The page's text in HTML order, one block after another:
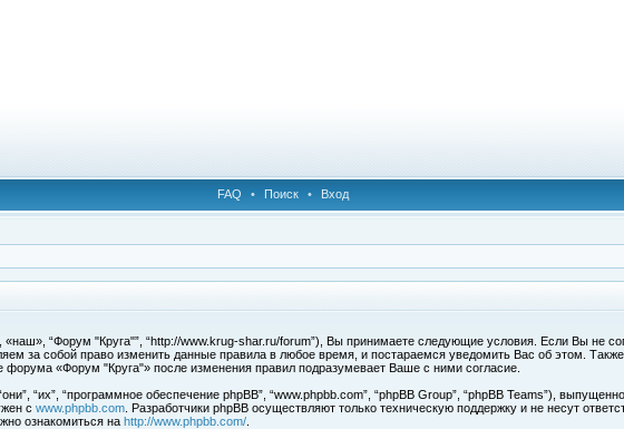
FAQ • Поиск • Вход
“Форум "Круга"”, “http://www.krug-shar.ru/forum”), Вы принимаете следующие условия. Если Вы не
за собой право изменить данные правила в любое время, и постараемся уведомить Вас об этом.
«Форум "Круга"» после изменения правил подразумевает Ваше с ними согласие.
“их”, “программное обеспечение phpBB”, “www.phpbb.com”, “phpBB Group”, “phpBB Teams”),
с www.phpbb.com . Разработчики phpBB осуществляют только техническую поддержку и не несут
ознакомиться на http://www.phpbb.com/